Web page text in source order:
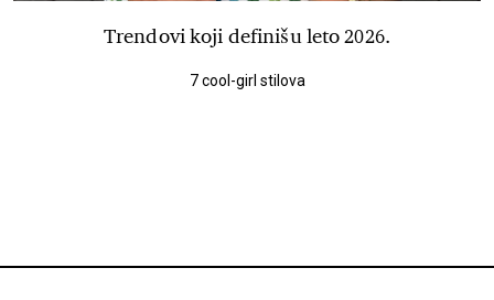
Trendovi koji definišu leto 2026.
7 cool-girl stilova